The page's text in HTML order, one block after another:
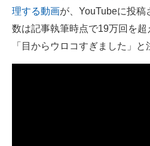
ITの今と未来を見通す
スマホと通信の最新トレンド
理する動画が、YouTubeに投稿
数は記事執筆時点で19万回を超
「目からウロコすぎました」と